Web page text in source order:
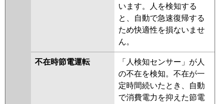
います。人を検知する
と、自動で急速復帰する
ため快適性を損ないませ
ん。
不在時節電運転
「人検知センサー」が人
の不在を検知。不在が一
定時間続いたとき、自動
で消費電力を抑えた節電